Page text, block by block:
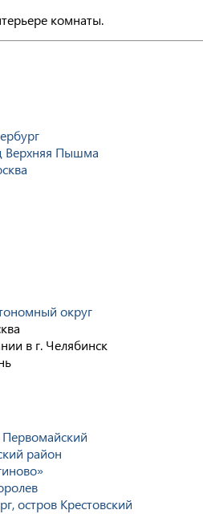
комнаты.
Верхняя Пышма
округ
в г. Челябинск
Первомайский
район
остров Крестовский